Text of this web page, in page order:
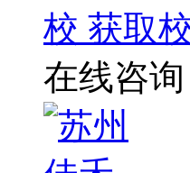
校 获取
在线咨询